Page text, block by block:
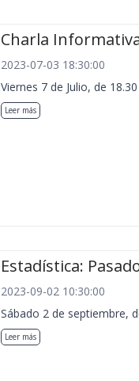
Charla
2023-07-03 18:30:00
Viernes 7 de Julio, de
Leer más
Estadística:
2023-09-02 10:30:00
Sábado 2 de septiembre,
Leer más